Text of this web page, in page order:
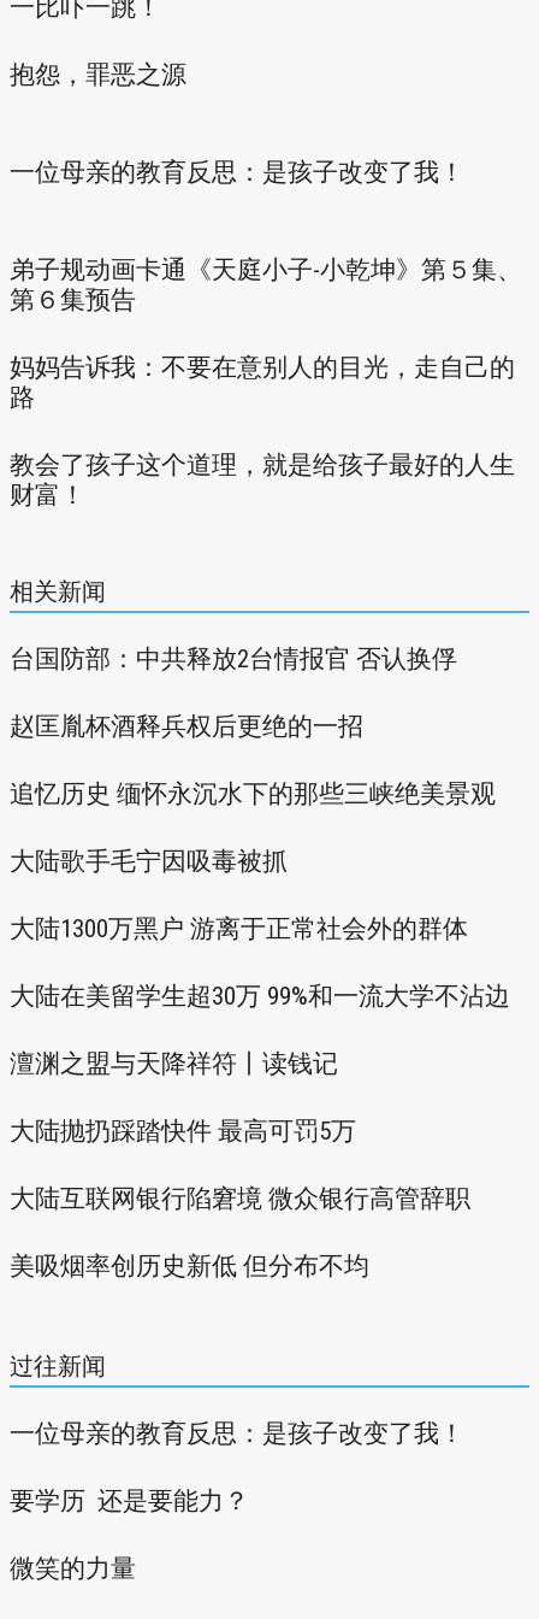
一比吓一跳！
抱怨，罪恶之源
一位母亲的教育反思：是孩子改变了我！
弟子规动画卡通《天庭小子-小乾坤》第５集、
第６集预告
妈妈告诉我：不要在意别人的目光，走自己的
路
教会了孩子这个道理，就是给孩子最好的人生
财富！
相关新闻
台国防部：中共释放2台情报官 否认换俘
赵匡胤杯酒释兵权后更绝的一招
追忆历史 缅怀永沉水下的那些三峡绝美景观
大陆歌手毛宁因吸毒被抓
大陆1300万黑户 游离于正常社会外的群体
大陆在美留学生超30万 99%和一流大学不沾边
澶渊之盟与天降祥符丨读钱记
大陆抛扔踩踏快件 最高可罚5万
大陆互联网银行陷窘境 微众银行高管辞职
美吸烟率创历史新低 但分布不均
过往新闻
一位母亲的教育反思：是孩子改变了我！
要学历 还是要能力？
微笑的力量